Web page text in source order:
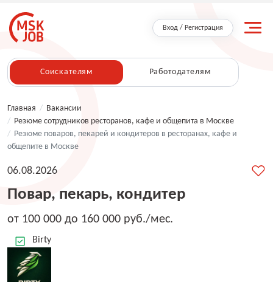
Вход / Регистрация
Соискателям Работодателям
Главная / Вакансии
/ Резюме сотрудников ресторанов, кафе и общепита в Москве
/ Резюме поваров, пекарей и кондитеров в ресторанах, кафе и
общепите в Москве
Повар, пекарь, кондитер
06.08.2026
от 100 000 до 160 000 руб./мес.
Birty